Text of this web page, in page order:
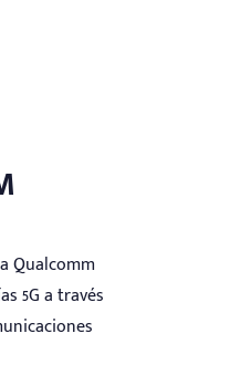
Qualcomm
5G a través